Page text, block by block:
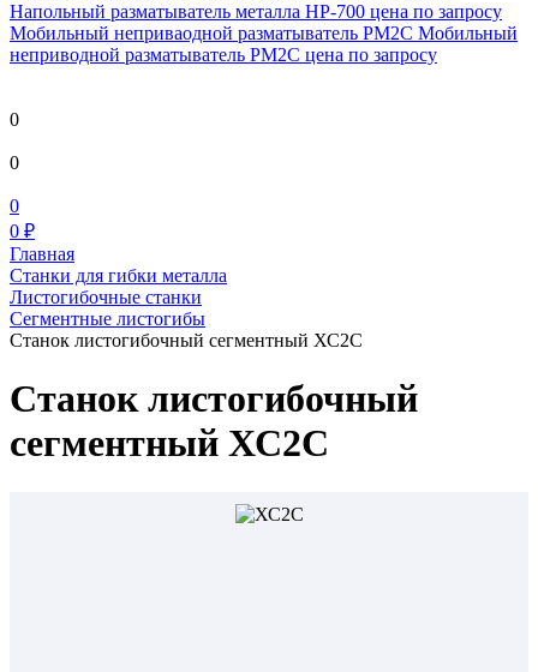
Напольный разматыватель металла HP-700 цена по запросу
Мобильный непривaодной разматыватель РМ2С Мобильный
неприводной разматыватель РМ2С цена по запросу
0
0
0
0 ₽
Главная
Станки для гибки металла
Листогибочные станки
Сегментные листогибы
Станок листогибочный сегментный ХС2С
Станок листогибочный
сегментный ХС2С